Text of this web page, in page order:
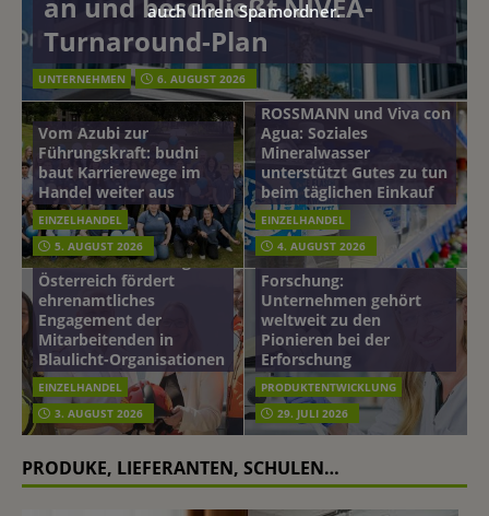
Turnaround-Plan
UNTERNEHMEN 6. AUGUST 2026
Vom Azubi zur
Führungskraft: budni
baut Karrierewege im
Handel weiter aus
EINZELHANDEL
5. AUGUST 2026
ROSSMANN und Viva con
Agua: Soziales
Mineralwasser
unterstützt Gutes zu tun
beim täglichen Einkauf
EINZELHANDEL
4. AUGUST 2026
mehr vom leben tag: dm
Österreich fördert
ehrenamtliches
Engagement der
Mitarbeitenden in
Blaulicht-Organisationen
EINZELHANDEL
3. AUGUST 2026
Beiersdorf
Hautmikrobiom-
Forschung:
Unternehmen gehört
weltweit zu den
Pionieren bei der
Erforschung
PRODUKTENTWICKLUNG
29. JULI 2026
PRODUKE, LIEFERANTEN, SCHULEN…
auch Ihren Spamordner.